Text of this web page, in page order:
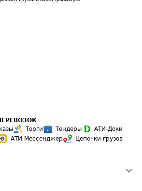
Торги Тендеры
АТИ-Доки
АТИ Мессенджер
Цепочки грузов